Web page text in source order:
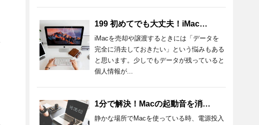
199 初めてでも大丈夫！iMacのデータを完全消去する準備・方法を紹介
iMacを売却や譲渡するときには「データを
完全に消去しておきたい」という悩みもある
と思います。少しでもデータが残っていると
個人情報が...
1分で解決！Macの起動音を消す設定方法とおすすめアプリを紹介！
静かな場所でMacを使っている時、電源投入